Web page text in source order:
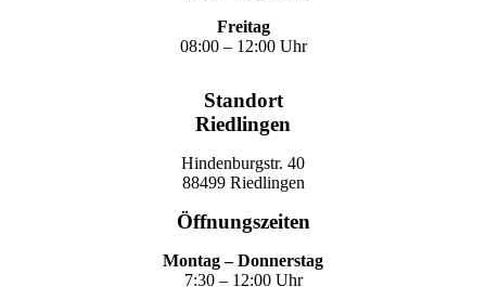
Freitag
08:00 – 12:00 Uhr
Standort
Riedlingen
Hindenburgstr. 40
88499 Riedlingen
Öffnungszeiten
Montag – Donnerstag
7:30 – 12:00 Uhr